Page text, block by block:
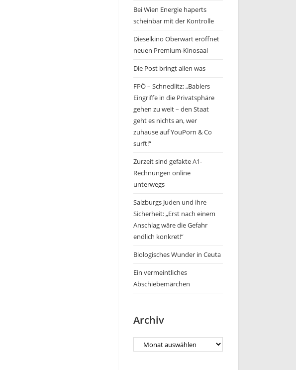
Bei Wien Energie haperts
scheinbar mit der Kontrolle
Dieselkino Oberwart eröffnet
neuen Premium-Kinosaal
Die Post bringt allen was
FPÖ – Schnedlitz: „Bablers
Eingriffe in die Privatsphäre
gehen zu weit – den Staat
geht es nichts an, wer
zuhause auf YouPorn & Co
surft!“
Zurzeit sind gefakte A1-
Rechnungen online
unterwegs
Salzburgs Juden und ihre
Sicherheit: „Erst nach einem
Anschlag wäre die Gefahr
endlich konkret!“
Biologisches Wunder in Ceuta
Ein vermeintliches
Abschiebemärchen
Archiv
Archiv